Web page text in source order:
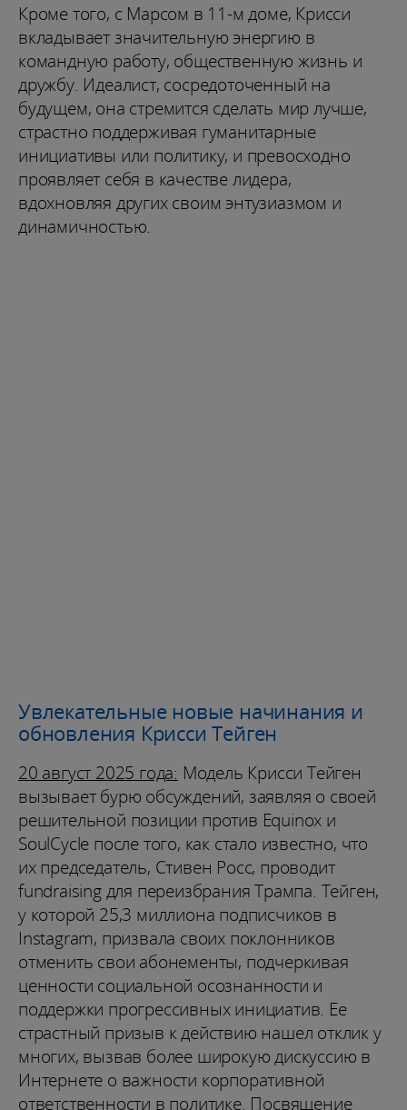
Кроме того, с Марсом в 11-м доме, Крисси
вкладывает значительную энергию в
командную работу, общественную жизнь и
дружбу. Идеалист, сосредоточенный на
будущем, она стремится сделать мир лучше,
страстно поддерживая гуманитарные
инициативы или политику, и превосходно
проявляет себя в качестве лидера,
вдохновляя других своим энтузиазмом и
динамичностью.
Увлекательные новые начинания и
обновления Крисси Тейген
20 август 2025 года: Модель Крисси Тейген
вызывает бурю обсуждений, заявляя о своей
решительной позиции против Equinox и
SoulCycle после того, как стало известно, что
их председатель, Стивен Росс, проводит
fundraising для переизбрания Трампа. Тейген,
у которой 25,3 миллиона подписчиков в
Instagram, призвала своих поклонников
отменить свои абонементы, подчеркивая
ценности социальной осознанности и
поддержки прогрессивных инициатив. Ее
страстный призыв к действию нашел отклик у
многих, вызвав более широкую дискуссию в
Интернете о важности корпоративной
ответственности в политике. Посвящение